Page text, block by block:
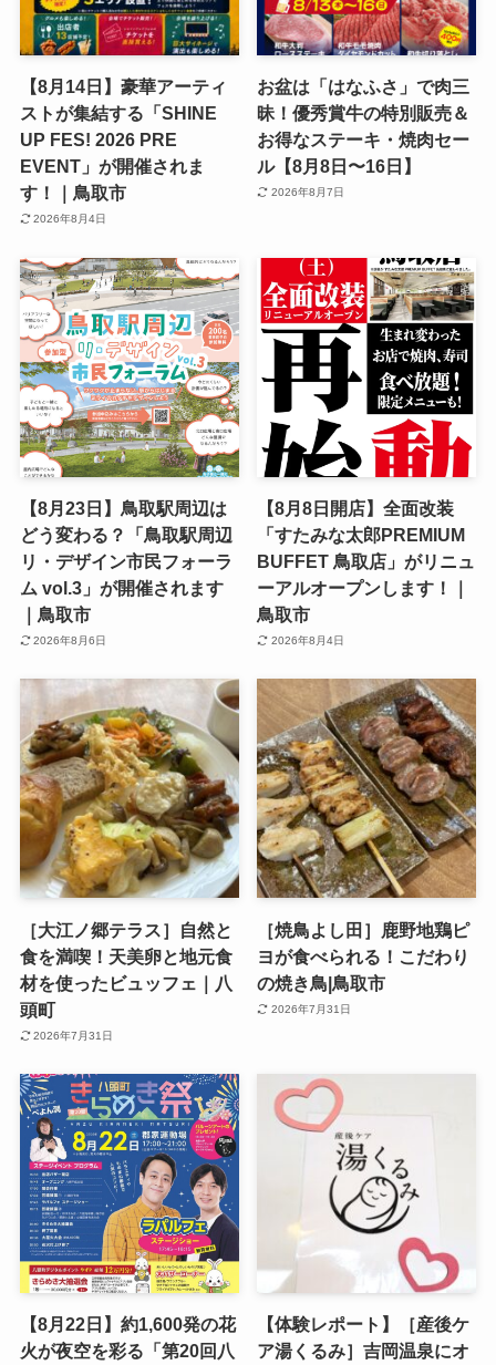
【8月14日】豪華アーティ
ストが集結する「SHINE
UP FES! 2026 PRE
EVENT」が開催されま
す！｜鳥取市
2026年8月4日
お盆は「はなふさ」で肉三
昧！優秀賞牛の特別販売＆
お得なステーキ・焼肉セー
ル【8月8日〜16日】
2026年8月7日
【8月23日】鳥取駅周辺は
どう変わる？「鳥取駅周辺
リ・デザイン市民フォーラ
ム vol.3」が開催されます
｜鳥取市
2026年8月6日
【8月8日開店】全面改装
「すたみな太郎PREMIUM
BUFFET 鳥取店」がリニュ
ーアルオープンします！｜
鳥取市
2026年8月4日
［大江ノ郷テラス］自然と
食を満喫！天美卵と地元食
材を使ったビュッフェ｜八
頭町
2026年7月31日
［焼鳥よし田］鹿野地鶏ピ
ヨが食べられる！こだわり
の焼き鳥|鳥取市
2026年7月31日
【8月22日】約1,600発の花
火が夜空を彩る「第20回八
【体験レポート】［産後ケ
ア湯くるみ］吉岡温泉にオ